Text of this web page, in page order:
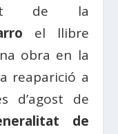
de la
el llibre
obra en la
reaparició a
d’agost de
de